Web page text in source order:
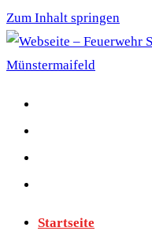
Zum Inhalt springen
Startseite